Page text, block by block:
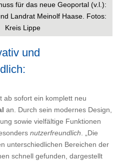
für das neue Geoportal (v.l.):
Landrat Meinolf Haase. Fotos:
Kreis Lippe
und
ab sofort ein komplett neu
an. Durch sein modernes Design,
sowie vielfältige Funktionen
nutzerfreundlich. „Die
unterschiedlichen Bereichen der
schnell gefunden, dargestellt